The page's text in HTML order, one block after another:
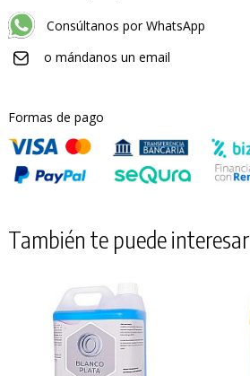
Consúltanos por WhatsApp
o mándanos un email
Formas de pago
También te puede interesar